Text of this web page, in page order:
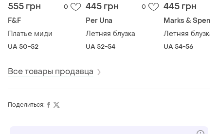
555 грн 0
F&F
Платье миди
UA 50-52
445 грн 0
Per Una
Летняя блузка
UA 52-54
445 грн
Marks &
Летняя блузка
UA 54-56
Все товары продавца
Поделиться: